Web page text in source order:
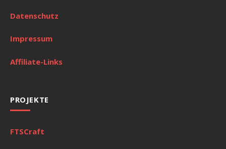
Datenschutz
Impressum
Affiliate-Links
PROJEKTE
FTSCraft